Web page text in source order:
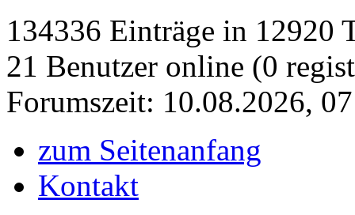
134336 Einträge in 12920
21 Benutzer online (0
Forumszeit: 10.08.2026,
zum Seitenanfang
Kontakt